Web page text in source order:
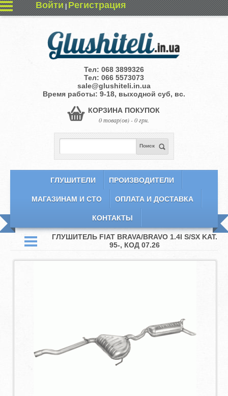
Войти|Регистрация
Тел: 068 3899326
Тел: 066 5573073
sale@glushiteli.in.ua
Время работы: 9-18, выходной суб, вс.
КОРЗИНА ПОКУПОК
0 товар(ов) - 0 грн.
Поиск
ГЛУШИТЕЛИ ПРОИЗВОДИТЕЛИ
МАГАЗИНАМ И СТО ОПЛАТА И ДОСТАВКА
КОНТАКТЫ
ГЛУШИТЕЛЬ FIAT BRAVA/BRAVO 1.4I S/SX KAT.
95-, КОД 07.26